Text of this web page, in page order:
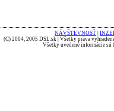
NÁVŠTEVNOSŤ
(C) 2004, 2005 DSL.sk | Všetky práva
Všetky uvedené informácie sú